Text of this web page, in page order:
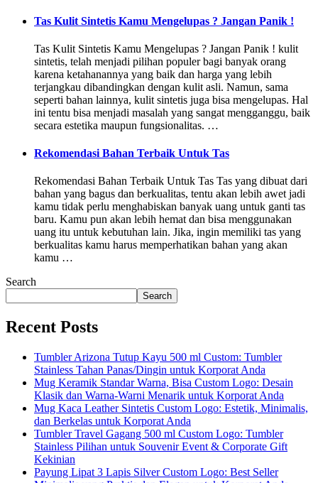
Tas Kulit Sintetis Kamu Mengelupas ? Jangan Panik !
Tas Kulit Sintetis Kamu Mengelupas ? Jangan Panik ! kulit
sintetis, telah menjadi pilihan populer bagi banyak orang
karena ketahanannya yang baik dan harga yang lebih
terjangkau dibandingkan dengan kulit asli. Namun, sama
seperti bahan lainnya, kulit sintetis juga bisa mengelupas. Hal
ini tentu bisa menjadi masalah yang sangat mengganggu, baik
secara estetika maupun fungsionalitas. …
Rekomendasi Bahan Terbaik Untuk Tas
Rekomendasi Bahan Terbaik Untuk Tas Tas yang dibuat dari
bahan yang bagus dan berkualitas, tentu akan lebih awet jadi
kamu tidak perlu menghabiskan banyak uang untuk ganti tas
baru. Kamu pun akan lebih hemat dan bisa menggunakan
uang itu untuk kebutuhan lain. Jika, ingin memiliki tas yang
berkualitas kamu harus memperhatikan bahan yang akan
kamu …
Search
Search
Recent Posts
Tumbler Arizona Tutup Kayu 500 ml Custom: Tumbler
Stainless Tahan Panas/Dingin untuk Korporat Anda
Mug Keramik Standar Warna, Bisa Custom Logo: Desain
Klasik dan Warna-Warni Menarik untuk Korporat Anda
Mug Kaca Leather Sintetis Custom Logo: Estetik, Minimalis,
dan Berkelas untuk Korporat Anda
Tumbler Travel Gagang 500 ml Custom Logo: Tumbler
Stainless Pilihan untuk Souvenir Event & Corporate Gift
Kekinian
Payung Lipat 3 Lapis Silver Custom Logo: Best Seller